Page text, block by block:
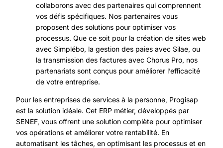
collaborons avec des partenaires qui comprennent
vos défis spécifiques. Nos partenaires vous
proposent des solutions pour optimiser vos
processus. Que ce soit pour la création de sites web
avec Simplébo, la gestion des paies avecSilae, ou
la transmission des factures avec Chorus Pro, nos
partenariats sont conçus pour améliorer l’efficacité
de votre entreprise.
Pour les entreprises de services à la personne, Progisap
est la solution idéale. Cet ERP métier, développés par
SENEF, vous offrent une solution complète pour optimiser
vos opérations et améliorer votre rentabilité. En
automatisant les tâches, en optimisant les processus et en